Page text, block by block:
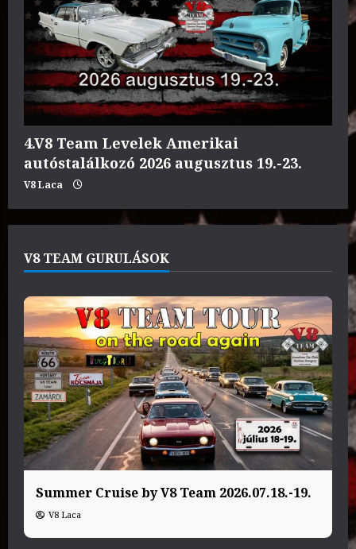
4.V8 Team Levelek Amerikai
autóstalálkozó 2026 augusztus 19.-23.
V8 Laca
V8 TEAM GURULÁSOK
Summer Cruise by V8 Team 2026.07.18.-19.
V8 Laca